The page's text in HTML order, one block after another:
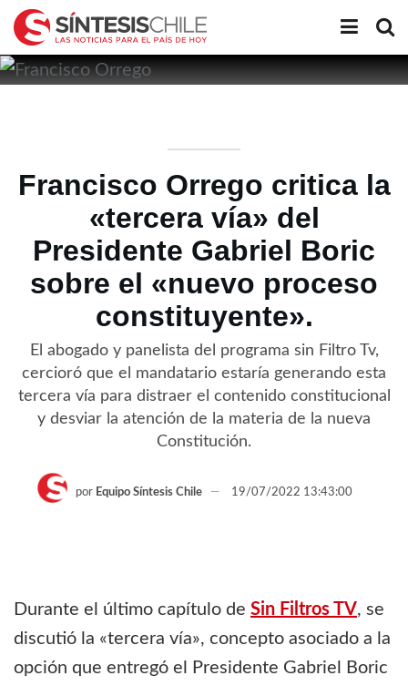
Francisco Orrego critica la
«tercera vía» del
Presidente Gabriel Boric
sobre el «nuevo proceso
constituyente».
El abogado y panelista del programa sin Filtro Tv,
cercioró que el mandatario estaría generando esta
tercera vía para distraer el contenido constitucional
y desviar la atención de la materia de la nueva
Constitución.
por Equipo Síntesis Chile 19/07/2022 13:43:00
Durante el último capítulo de Sin Filtros TV, se
discutió la «tercera vía», concepto asociado a la
opción que entregó el Presidente Gabriel Boric